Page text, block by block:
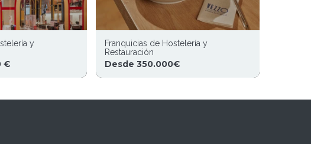
y
€
Franquicias de Hostelería y
Restauración
Desde 350.000€